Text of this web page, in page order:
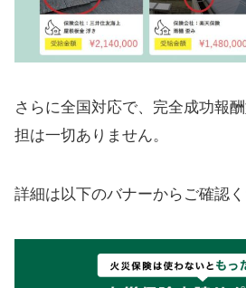
さらに全国対応で、完全成功報
担は一切ありません。
詳細は以下のバナーからご確認く